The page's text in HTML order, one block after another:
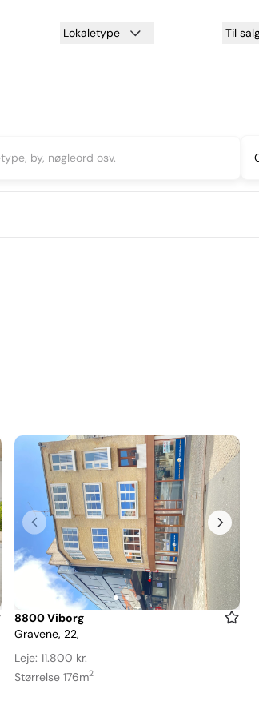
Lokaletype Til
Item
1
of
3
8800 Viborg
Gravene, 22,
Leje: 11.800 kr.
Størrelse 176m2